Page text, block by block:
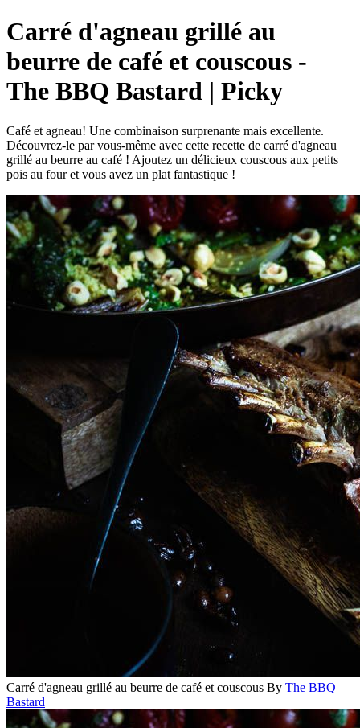
Carré d'agneau grillé au
beurre de café et couscous -
The BBQ Bastard | Picky
Café et agneau! Une combinaison surprenante mais excellente.
Découvrez-le par vous-même avec cette recette de carré d'agneau
grillé au beurre au café ! Ajoutez un délicieux couscous aux petits
pois au four et vous avez un plat fantastique !
Carré d'agneau grillé au beurre de café et couscous By The BBQ
Bastard